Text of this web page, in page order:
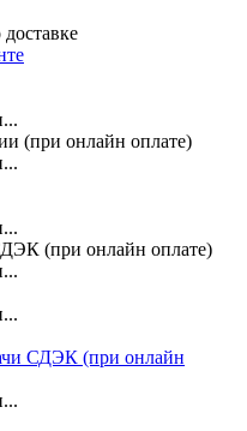
(при онлайн оплате)
(при онлайн оплате)
СДЭК (при онлайн